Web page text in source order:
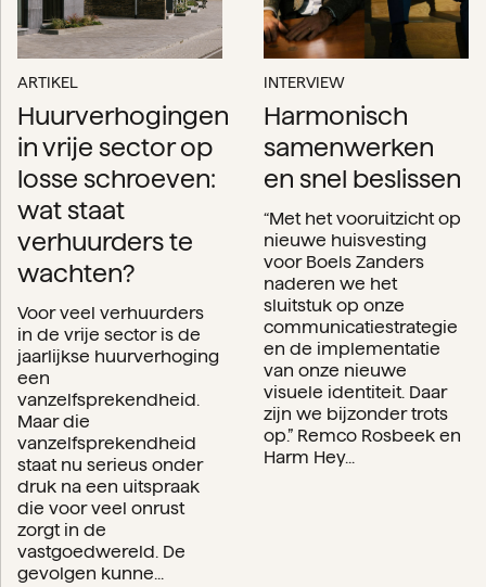
ARTIKEL
Huurverhogingen
in vrije sector op
losse schroeven:
wat staat
verhuurders te
wachten?
Voor veel verhuurders
in de vrije sector is de
jaarlijkse huurverhoging
een
vanzelfsprekendheid.
Maar die
vanzelfsprekendheid
staat nu serieus onder
druk na een uitspraak
die voor veel onrust
zorgt in de
vastgoedwereld. De
gevolgen kunne...
INTERVIEW
Harmonisch
samenwerken
en snel beslissen
“Met het vooruitzicht op
nieuwe huisvesting
voor Boels Zanders
naderen we het
sluitstuk op onze
communicatiestrategie
en de implementatie
van onze nieuwe
visuele identiteit. Daar
zijn we bijzonder trots
op.” Remco Rosbeek en
Harm Hey...